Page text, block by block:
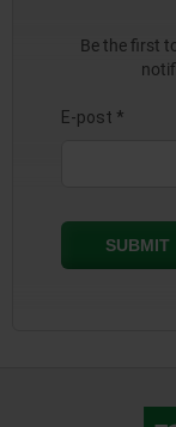
Be the first